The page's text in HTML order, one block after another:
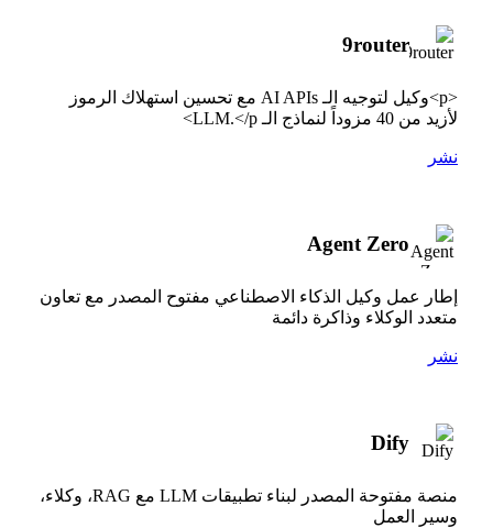
9router
<p>وكيل لتوجيه الـ AI APIs مع تحسين استهلاك الرموز
لأزيد من 40 مزوداً لنماذج الـ LLM.</p>
نشر
Agent Zero
إطار عمل وكيل الذكاء الاصطناعي مفتوح المصدر مع تعاون
متعدد الوكلاء وذاكرة دائمة
نشر
Dify
منصة مفتوحة المصدر لبناء تطبيقات LLM مع RAG، وكلاء،
وسير العمل